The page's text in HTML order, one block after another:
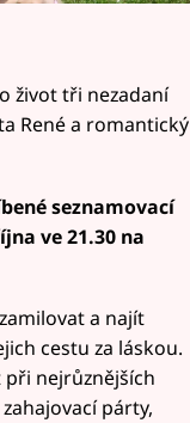
život tři nezadaní
René a romantický
seznamovací
ve 21.30 na
a najít
cestu za láskou.
při nejrůznějších
párty,